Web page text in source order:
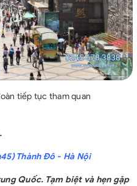
tiếp tục tham quan
.
Thành Đô - Hà Nội
Quốc. Tạm biệt và hẹn gặp